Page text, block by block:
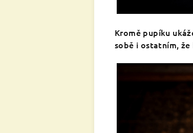
Kromě pupíku
sobě i ostatním,